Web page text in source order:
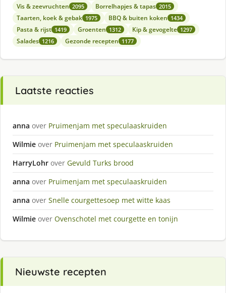
Vis & zeevruchten 2095 Borrelhapjes & tapas 2015
Taarten, koek & gebak 1975 BBQ & buiten koken 1434
Pasta & rijst 1419 Groenten 1312 Kip & gevogelte 1297
Salades 1216 Gezonde recepten 1177
Laatste reacties
anna over Pruimenjam met speculaaskruiden
Wilmie over Pruimenjam met speculaaskruiden
HarryLohr over Gevuld Turks brood
anna over Pruimenjam met speculaaskruiden
anna over Snelle courgettesoep met witte kaas
Wilmie over Ovenschotel met courgette en tonijn
Nieuwste recepten